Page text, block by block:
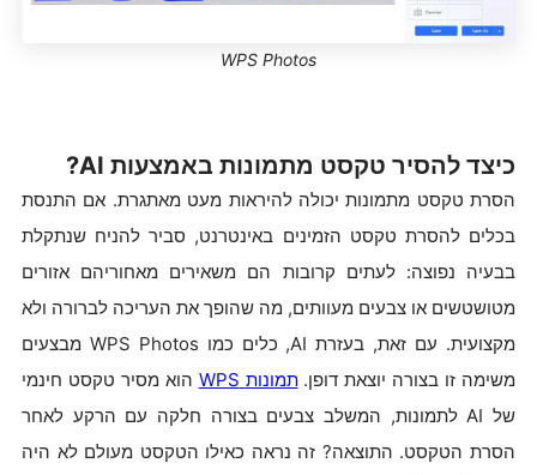
WPS Photos
כיצד להסיר טקסט מתמונות באמצעות AI?
הסרת טקסט מתמונות יכולה להיראות מעט מאתגרת. אם התנסת
בכלים להסרת טקסט הזמינים באינטרנט, סביר להניח שנתקלת
בבעיה נפוצה: לעתים קרובות הם משאירים מאחוריהם אזורים
מטושטשים או צבעים מעוותים, מה שהופך את העריכה לברורה ולא
מקצועית. עם זאת, בעזרת AI, כלים כמו WPS Photos מבצעים
משימה זו בצורה יוצאת דופן.תמונות WPS הוא מסיר טקסט חינמי
של AI לתמונות, המשלב צבעים בצורה חלקה עם הרקע לאחר
הסרת הטקסט. התוצאה? זה נראה כאילו הטקסט מעולם לא היה